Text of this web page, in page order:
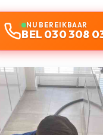
NU BEREIKBAAR
BEL 030 308